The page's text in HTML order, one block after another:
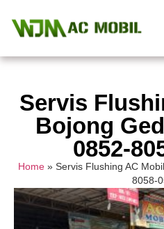
Servis
Bojong
0852-
Home» Servis Flushing AC
8058-